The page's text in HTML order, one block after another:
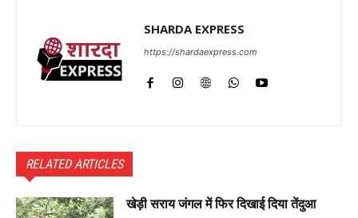
SHARDA EXPRESS
https://shardaexpress.com
RELATED ARTICLES
खेड़ी सराय जंगल में फिर दिखाई दिया तेंदुआ